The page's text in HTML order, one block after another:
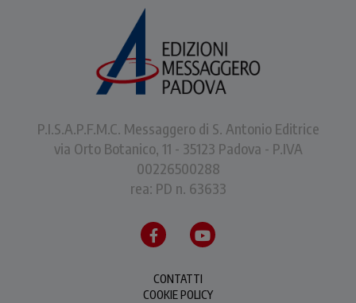
P.I.S.A.P.F.M.C. Messaggero di S. Antonio Editrice
via Orto Botanico, 11 - 35123 Padova - P.IVA
00226500288
rea: PD n. 63633
CONTATTI
COOKIE POLICY